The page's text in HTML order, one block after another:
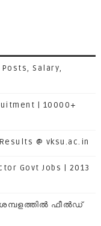
Posts, Salary,
| 10000+
@ vksu.ac.in
Govt Jobs | 2013
ഫീല്‍ഡ്